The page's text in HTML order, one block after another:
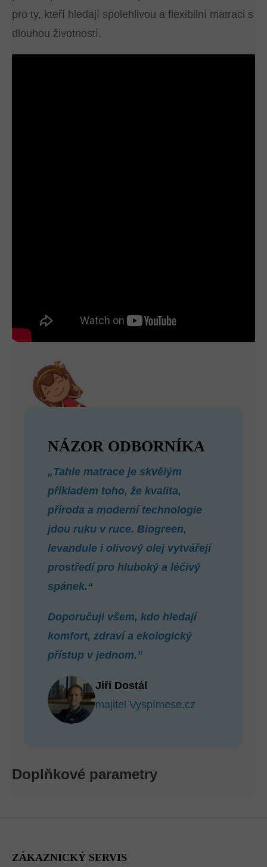
pro ty, kteří hledají spolehlivou a flexibilní matraci s
dlouhou životností.
NÁZOR ODBORNÍKA
„Tahle matrace je skvělým
příkladem toho, že kvalita,
příroda a moderní technologie
jdou ruku v ruce. Biogreen,
levandule i olivový olej vytvářejí
prostředí pro hluboký a léčivý
spánek.“
Doporučuji všem, kdo hledají
komfort, zdraví a ekologický
přístup v jednom.”
Jiří Dostál
majitel Vyspímese.cz
Doplňkové parametry
ZÁKAZNICKÝ SERVIS